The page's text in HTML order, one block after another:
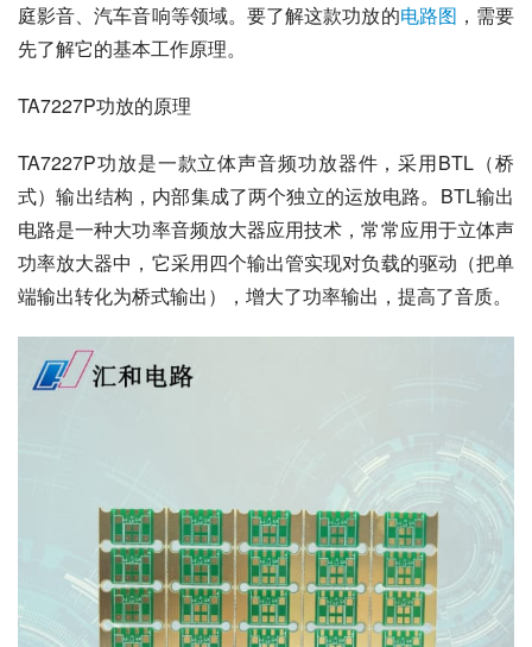
庭影音、汽车音响等领域。要了解这款功放的电路图 ，需要
先了解它的基本工作原理。
TA7227P功放的原理
TA7227P功放是一款立体声音频功放器件，采用BTL（桥
式）输出结构，内部集成了两个独立的运放电路。BTL输出
电路是一种大功率音频放大器应用技术，常常应用于立体声
功率放大器中，它采用四个输出管实现对负载的驱动（把单
端输出转化为桥式输出），增大了功率输出，提高了音质。